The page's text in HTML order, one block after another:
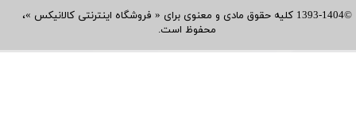
©1393-1404 کلیه حقوق مادی و معنوی برای « فروشگاه اینترنتی کالانیکس »،
محفوظ است.​​​​​​​